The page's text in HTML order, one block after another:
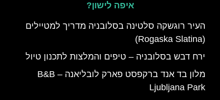
איפה לישון?
העיר רוגשקה סלטינה בסלובניה מדריך למטיילים
(Rogaska Slatina)
ירח דבש בסלובניה – טיפים והמלצות לתכנון טיול
מלון בד אנד ברקפסט פארק לובליאנה – B&B
Ljubljana Park